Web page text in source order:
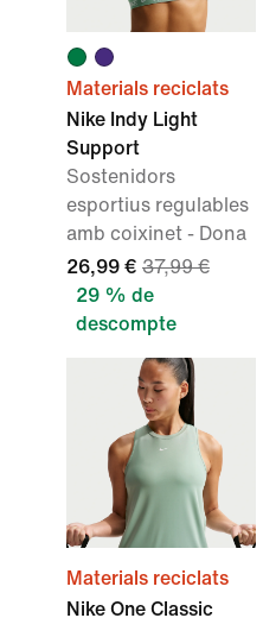
Materials reciclats
Nike Indy Light
Support
Sostenidors
esportius regulables
amb coixinet - Dona
26,99 € 37,99 €
29 % de
descompte
Materials reciclats
Nike One Classic